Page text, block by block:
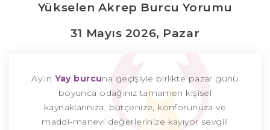
Yükselen Akrep Burcu Yorumu
31 Mayıs 2026, Pazar
Ay’ın Yay burcuna geçişiyle birlikte pazar günü
boyunca odağınız tamamen kişisel
kaynaklarınıza, bütçenize, konforunuza ve
maddi-manevi değerlerinize kayıyor sevgili